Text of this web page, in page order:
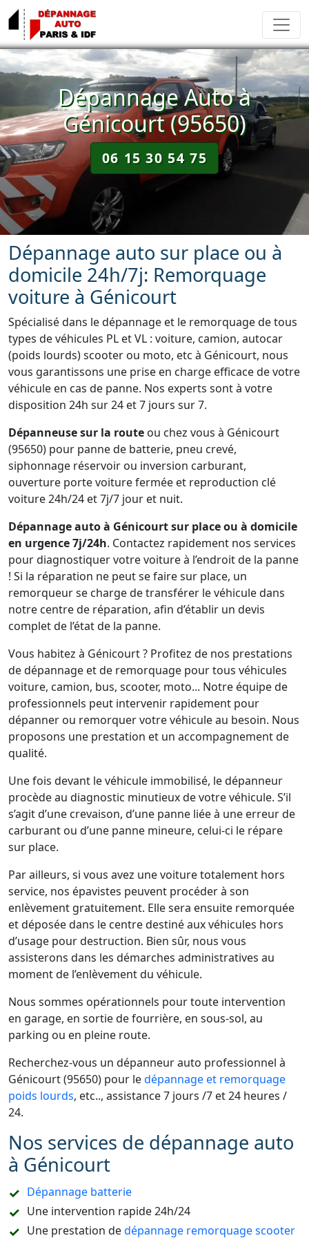
Dépannage Auto à
Génicourt (95650)
06 15 30 54 75
Dépannage auto sur place ou à
domicile 24h/7j: Remorquage
voiture à Génicourt
Spécialisé dans le dépannage et le remorquage de tous
types de véhicules PL et VL : voiture, camion, autocar
(poids lourds) scooter ou moto, etc à Génicourt, nous
vous garantissons une prise en charge efficace de votre
véhicule en cas de panne. Nos experts sont à votre
disposition 24h sur 24 et 7 jours sur 7.
Dépanneuse sur la route ou chez vous à Génicourt
(95650) pour panne de batterie, pneu crevé,
siphonnage réservoir ou inversion carburant,
ouverture porte voiture fermée et reproduction clé
voiture 24h/24 et 7j/7 jour et nuit.
Dépannage auto à Génicourt sur place ou à domicile
en urgence 7j/24h. Contactez rapidement nos services
pour diagnostiquer votre voiture à l’endroit de la panne
! Si la réparation ne peut se faire sur place, un
remorqueur se charge de transférer le véhicule dans
notre centre de réparation, afin d’établir un devis
complet de l’état de la panne.
Vous habitez à Génicourt ? Profitez de nos prestations
de dépannage et de remorquage pour tous véhicules
voiture, camion, bus, scooter, moto... Notre équipe de
professionnels peut intervenir rapidement pour
dépanner ou remorquer votre véhicule au besoin. Nous
proposons une prestation et un accompagnement de
qualité.
Une fois devant le véhicule immobilisé, le dépanneur
procède au diagnostic minutieux de votre véhicule. S’il
s’agit d’une crevaison, d’une panne liée à une erreur de
carburant ou d’une panne mineure, celui-ci le répare
sur place.
Par ailleurs, si vous avez une voiture totalement hors
service, nos épavistes peuvent procéder à son
enlèvement gratuitement. Elle sera ensuite remorquée
et déposée dans le centre destiné aux véhicules hors
d’usage pour destruction. Bien sûr, nous vous
assisterons dans les démarches administratives au
moment de l’enlèvement du véhicule.
Nous sommes opérationnels pour toute intervention
en garage, en sortie de fourrière, en sous-sol, au
parking ou en pleine route.
Recherchez-vous un dépanneur auto professionnel à
Génicourt (95650) pour ledépannage et remorquage
poids lourds, etc.., assistance 7 jours /7 et 24 heures /
24.
Nos services de dépannage auto
à Génicourt
Dépannage batterie
Une intervention rapide 24h/24
Une prestation dedépannage remorquage scooter